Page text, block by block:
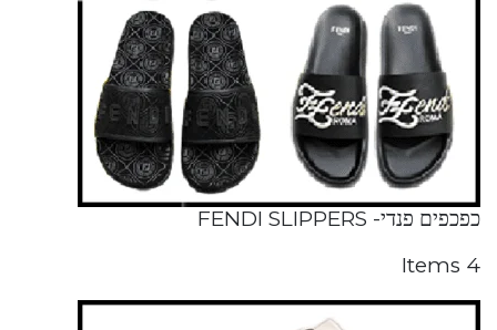
כפכפים פנדי- FENDI SLIPPERS
4 Items